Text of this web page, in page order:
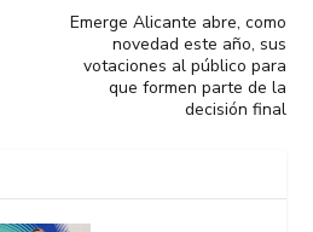
Emerge Alicante abre, como
novedad este año, sus
votaciones al público para
que formen parte de la
decisión final